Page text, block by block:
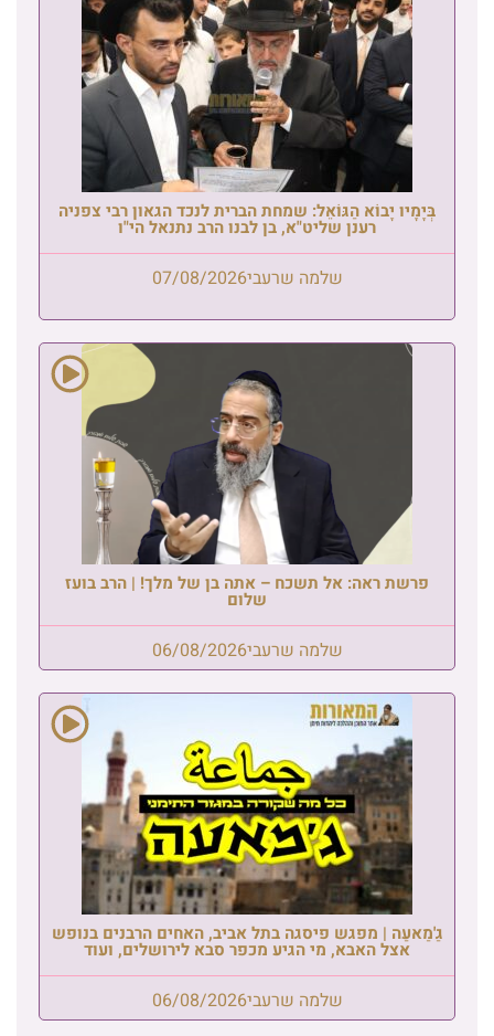
בְּיָמָיו יָבוֹא הַגּוֹאֵל: שמחת הברית לנכד הגאון רבי צפניה
רענן שליט"א, בן לבנו הרב נתנאל הי"ו
שלמה שרעבי07/08/2026
פרשת ראה: אל תשכח – אתה בן של מלך! | הרב בועז
שלום
שלמה שרעבי06/08/2026
גַ'מַאעַה | מפגש פיסגה בתל אביב, האחים הרבנים בנופש
אצל האבא, מי הגיע מכפר סבא לירושלים, ועוד
שלמה שרעבי06/08/2026